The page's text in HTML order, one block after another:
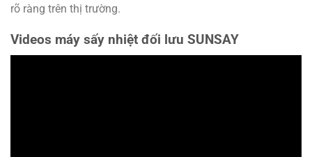
rõ ràng trên thị trường.
Videos máy sấy nhiệt đối lưu SUNSAY